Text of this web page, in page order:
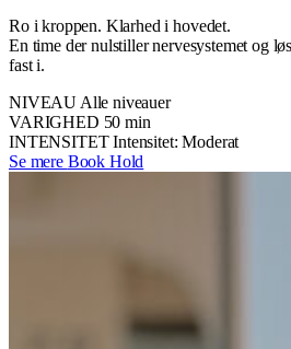
Ro i kroppen. Klarhed i hovedet.
En time der nulstiller nervesystemet og
fast i.
NIVEAU Alle niveauer
VARIGHED 50 min
INTENSITET Intensitet: Moderat
Se mere Book Hold